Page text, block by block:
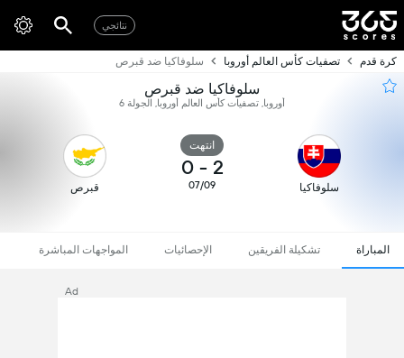
نتائجي
كرة قدم تصفيات كأس العالم أوروبا سلوفاكيا ضد قبرص
سلوفاكيا ضد قبرص
أوروبا, تصفيات كأس العالم أوروبا, الجولة 6
سلوفاكيا
انتهت
2
-
0
07/09 قبرص
المباراة تشكيلة الفريقين الإحصائيات المواجهات المباشرة
Ad